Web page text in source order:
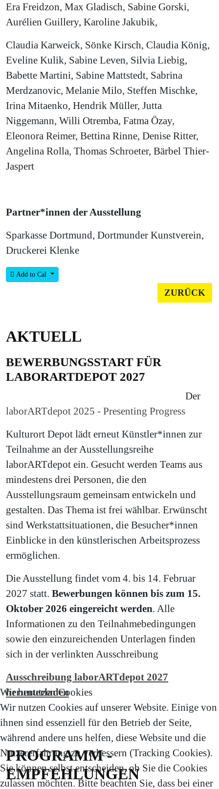
Era Freidzon, Max Gladisch, Sabine Gorski,
Aurélien Guillery, Karoline Jakubik,
Claudia Karweick, Sönke Kirsch, Claudia König,
Eveline Kulik, Sabine Leven, Silvia Liebig,
Babette Martini, Sabine Mattstedt, Sabrina
Merdzanovic, Melanie Milo, Steffen Mischke,
Irina Mitaenko, Hendrik Müller, Jutta
Niggemann, Willi Otremba, Fatma Özay,
Eleonora Reimer, Bettina Rinne, Denise Ritter,
Angelina Rolla, Thomas Schroeter, Bärbel Thier-
Jaspert
Partner*innen der Ausstellung
Sparkasse Dortmund, Dortmunder Kunstverein,
Druckerei Klenke
Add to Cal
ZURÜCK
AKTUELL
BEWERBUNGSSTART FÜR
LABORARTDEPOT 2027
laborARTdepot 2025 - Presenting Progress
Der
Kulturort Depot lädt erneut Künstler*innen zur
Teilnahme an der Ausstellungsreihe
laborARTdepot ein. Gesucht werden Teams aus
mindestens drei Personen, die den
Ausstellungsraum gemeinsam entwickeln und
gestalten. Das Thema ist frei wählbar. Erwünscht
sind Werkstattsituationen, die Besucher*innen
Einblicke in den künstlerischen Arbeitsprozess
ermöglichen.
Die Ausstellung findet vom 4. bis 14. Februar
2027 statt. Bewerbungen können bis zum 15.
Oktober 2026 eingereicht werden. Alle
Informationen zu den Teilnahmebedingungen
sowie den einzureichenden Unterlagen finden
sich in der verlinkten Ausschreibung
Ausschreibung laborARTdepot 2027
herunterladen
PROGRAMM -
EMPFEHLUNGEN
Wir benutzen Cookies
Wir nutzen Cookies auf unserer Website. Einige von
ihnen sind essenziell für den Betrieb der Seite,
während andere uns helfen, diese Website und die
Nutzererfahrung zu verbessern (Tracking Cookies).
Sie können selbst entscheiden, ob Sie die Cookies
zulassen möchten. Bitte beachten Sie, dass bei einer